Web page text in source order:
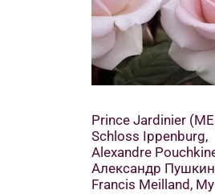
Prince Jardinier
Schloss Ippenburg,
Alexandre
Александр
Francis Meilland, My